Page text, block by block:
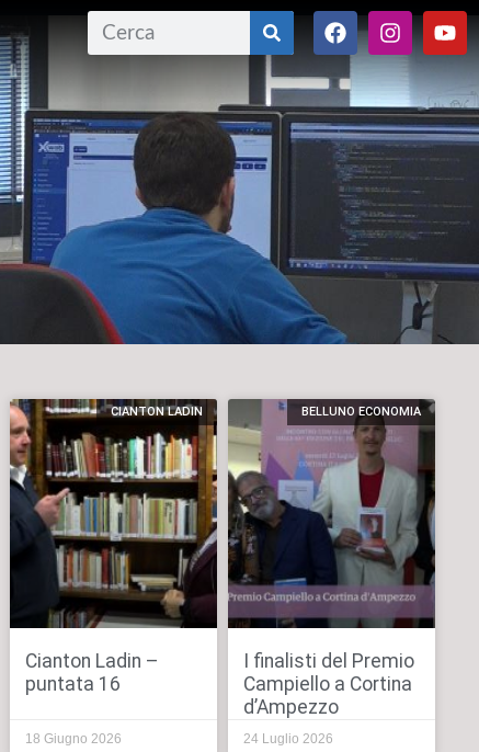
CIANTON LADIN
Cianton Ladin –
puntata 16
18 Giugno 2026
BELLUNO ECONOMIA
I finalisti del Premio
Campiello a Cortina
d’Ampezzo
24 Luglio 2026